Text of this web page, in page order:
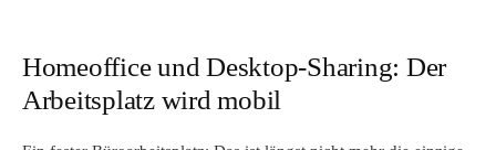
Homeoffice und Desktop-Sharing: Der
Arbeitsplatz wird mobil